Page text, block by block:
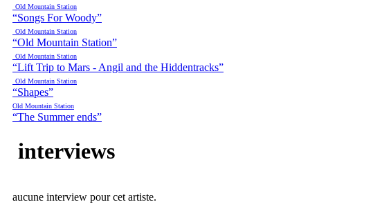
Old Mountain Station
“Songs For Woody”
Old Mountain Station
“Old Mountain Station”
Old Mountain Station
“Lift Trip to Mars - Angil and the Hiddentracks”
Old Mountain Station
“Shapes”
Old Mountain Station
“The Summer ends”
interviews
aucune interview pour cet artiste.